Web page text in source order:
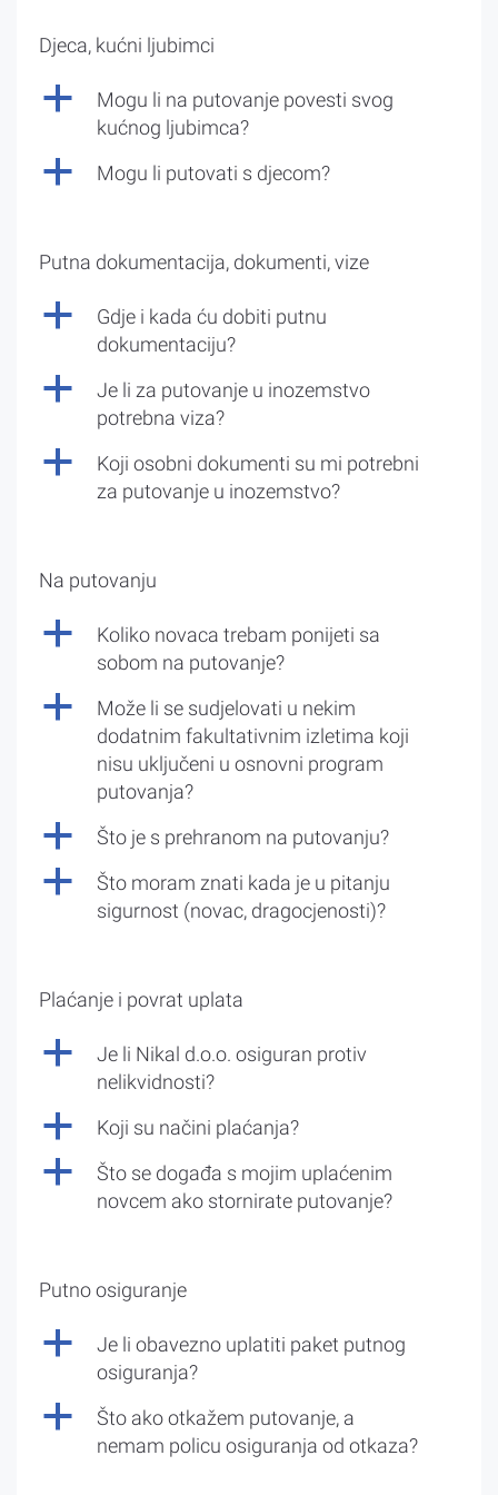
Djeca, kućni ljubimci
a
Mogu li na putovanje povesti svog
kućnog ljubimca?
a Mogu li putovati s djecom?
Putna dokumentacija, dokumenti, vize
a
Gdje i kada ću dobiti putnu
dokumentaciju?
a
Je li za putovanje u inozemstvo
potrebna viza?
a
Koji osobni dokumenti su mi potrebni
za putovanje u inozemstvo?
Na putovanju
a
Koliko novaca trebam ponijeti sa
sobom na putovanje?
a
Može li se sudjelovati u nekim
dodatnim fakultativnim izletima koji
nisu uključeni u osnovni program
putovanja?
a Što je s prehranom na putovanju?
a
Što moram znati kada je u pitanju
sigurnost (novac, dragocjenosti)?
Plaćanje i povrat uplata
a
Je li Nikal d.o.o. osiguran protiv
nelikvidnosti?
a Koji su načini plaćanja?
a
Što se događa s mojim uplaćenim
novcem ako stornirate putovanje?
Putno osiguranje
a
Je li obavezno uplatiti paket putnog
osiguranja?
a
Što ako otkažem putovanje, a
nemam policu osiguranja od otkaza?